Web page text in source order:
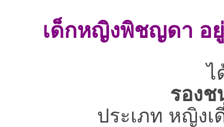
เด็กหญิงพิชญดา อ
ไ
รองช
ประเภท หญิงเ